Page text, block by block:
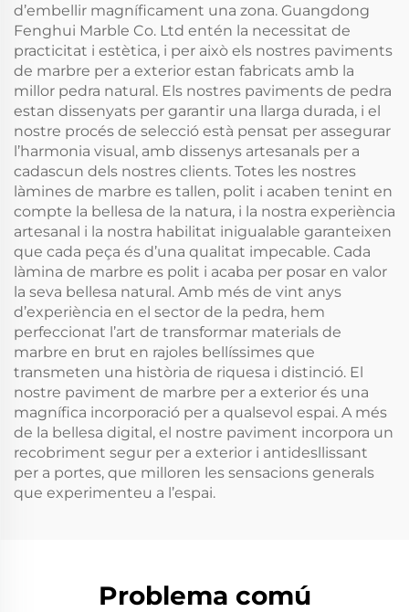
d’embellir magníficament una zona. Guangdong
Fenghui Marble Co. Ltd entén la necessitat de
practicitat i estètica, i per això els nostres paviments
de marbre per a exterior estan fabricats amb la
millor pedra natural. Els nostres paviments de pedra
estan dissenyats per garantir una llarga durada, i el
nostre procés de selecció està pensat per assegurar
l’harmonia visual, amb dissenys artesanals per a
cadascun dels nostres clients. Totes les nostres
làmines de marbre es tallen, polit i acaben tenint en
compte la bellesa de la natura, i la nostra experiència
artesanal i la nostra habilitat inigualable garanteixen
que cada peça és d’una qualitat impecable. Cada
làmina de marbre es polit i acaba per posar en valor
la seva bellesa natural. Amb més de vint anys
d’experiència en el sector de la pedra, hem
perfeccionat l’art de transformar materials de
marbre en brut en rajoles bellíssimes que
transmeten una història de riquesa i distinció. El
nostre paviment de marbre per a exterior és una
magnífica incorporació per a qualsevol espai. A més
de la bellesa digital, el nostre paviment incorpora un
recobriment segur per a exterior i antidesllissant
per a portes, que milloren les sensacions generals
que experimenteu a l’espai.
Problema comú